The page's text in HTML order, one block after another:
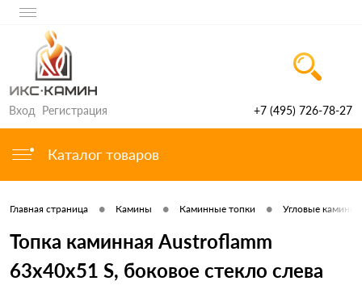
Вход Регистрация +7 (495) 726-78-27
Каталог товаров
Главная страница • Камины • Каминные топки • Угловые
Топка каминная Austroflamm
63x40x51 S, боковое стекло слева